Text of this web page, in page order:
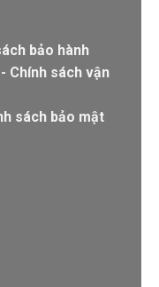
bảo hành
- Chính sách vận
sách bảo mật